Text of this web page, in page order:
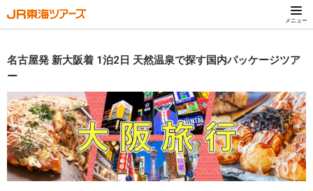
メニュー
名古屋発 新大阪着 1泊2日 天然温泉で探す国内パッケージツア
ー